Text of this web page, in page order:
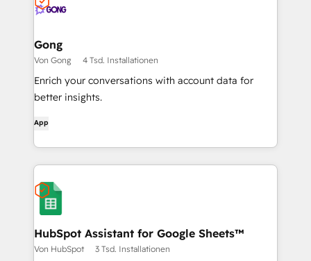
Gong
Von Gong 4 Tsd. Installationen
Enrich your conversations with account data for
better insights.
App
HubSpot Assistant for Google Sheets™
Von HubSpot 3 Tsd. Installationen